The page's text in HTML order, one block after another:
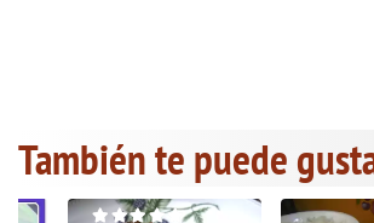
También te puede